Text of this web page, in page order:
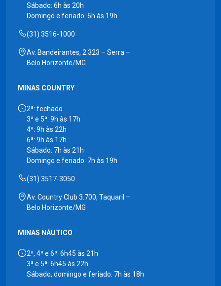
Sábado: 6h às 20h
Domingo e feriado: 6h às 19h
(31) 3516-1000
Av. Bandeirantes, 2.323 – Serra –
Belo Horizonte/MG
MINAS COUNTRY
2ª: fechado
3ª e 5ª: 9h às 17h
4ª: 9h às 22h
6ª: 9h às 17h
Sábado: 7h às 21h
Domingo e feriado: 7h às 19h
(31) 3517-3050
Av. Country Club 3.700, Taquaril –
Belo Horizonte/MG
MINAS NÁUTICO
2ª, 4ª e 6ª: 6h45 às 21h
3ª e 5ª: 6h45 às 22h
Sábado, domingo e feriado: 7h às 18h